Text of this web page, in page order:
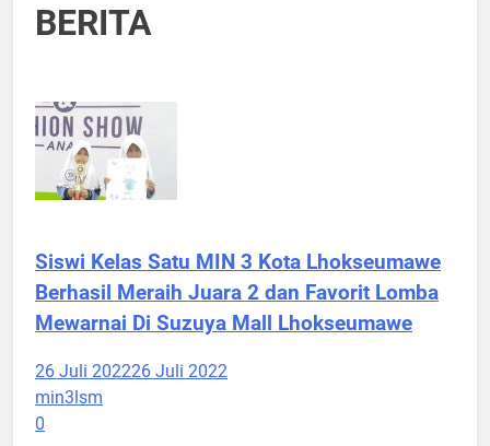
BERITA
Siswi Kelas Satu MIN 3 Kota Lhokseumawe
Berhasil Meraih Juara 2 dan Favorit Lomba
Mewarnai Di Suzuya Mall Lhokseumawe
26 Juli 202226 Juli 2022
min3lsm
0